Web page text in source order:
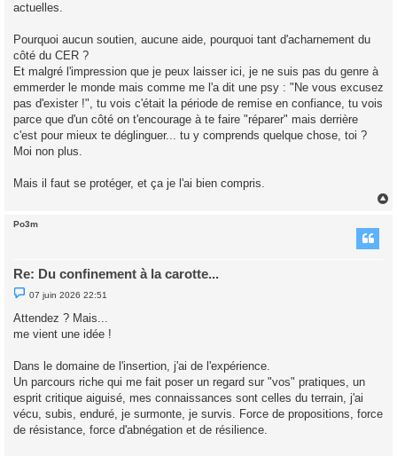
actuelles.
Pourquoi aucun soutien, aucune aide, pourquoi tant d'acharnement du
côté du CER ?
Et malgré l'impression que je peux laisser ici, je ne suis pas du genre à
emmerder le monde mais comme me l'a dit une psy : "Ne vous excusez
pas d'exister !", tu vois c'était la période de remise en confiance, tu vois
parce que d'un côté on t'encourage à te faire "réparer" mais derrière
c'est pour mieux te déglinguer... tu y comprends quelque chose, toi ?
Moi non plus.
Mais il faut se protéger, et ça je l'ai bien compris.
Po3m
Re: Du confinement à la carotte...
M
e
s
a
n
n
l
u
07 juin 2026 22:51
Attendez ? Mais...
me vient une idée !
Dans le domaine de l'insertion, j'ai de l'expérience.
Un parcours riche qui me fait poser un regard sur "vos" pratiques, un
esprit critique aiguisé, mes connaissances sont celles du terrain, j'ai
vécu, subis, enduré, je surmonte, je survis. Force de propositions, force
de résistance, force d'abnégation et de résilience.